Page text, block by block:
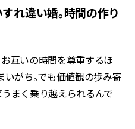
れ違い婚。時間の作り
互いの時間を尊重するほ
いがち。でも価値観の歩み寄
まく乗り越えられるんで